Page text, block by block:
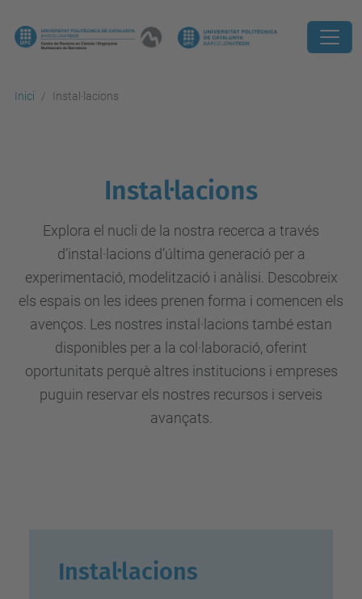
Inici Instal·lacions
Instal·lacions
Explora el nucli de la nostra recerca a través
d’instal·lacions d’última generació per a
experimentació, modelització i anàlisi. Descobreix
els espais on les idees prenen forma i comencen els
avenços. Les nostres instal·lacions també estan
disponibles per a la col·laboració, oferint
oportunitats perquè altres institucions i empreses
puguin reservar els nostres recursos i serveis
avançats.
Instal·lacions